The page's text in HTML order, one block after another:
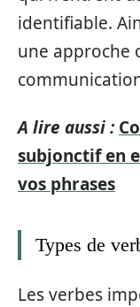
identifiable.
une approche
A lire aussi :
subjonctif en
vos phrases
Types de
Les verbes